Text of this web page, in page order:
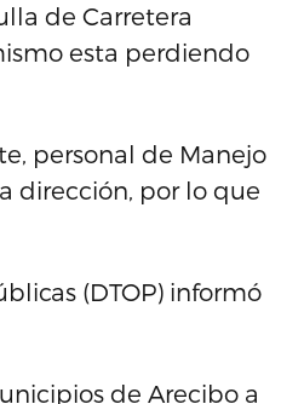
de Carretera
esta perdiendo
personal de Manejo
dirección, por lo que
(DTOP) informó
de Arecibo a